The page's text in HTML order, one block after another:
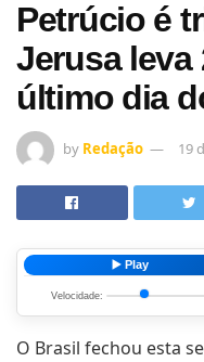
Petrúcio é
Jerusa leva
último dia
by Redação 19
▶️ Play
Velocidade:
O Brasil fechou esta